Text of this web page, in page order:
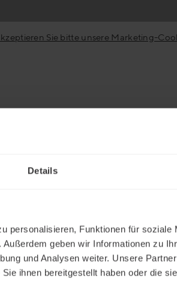
Details
personalisieren, Funktionen für soziale
geben wir Informationen zu
und Analysen weiter. Unsere
ihnen bereitgestellt haben oder die
Sie bitte unsere Marketing-
Partner
Huckemann
Director
uns an Schreiben Sie uns eine E-Mail